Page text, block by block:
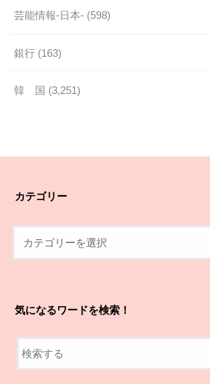
芸能情報-日本- (598)
銀行 (163)
韓 国 (3,251)
カテゴリー
気になるワードを検索！